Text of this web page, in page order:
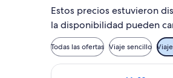
Estos precios estuvieron
la disponibilidad pueden
Todas las ofertas Viaje sencillo
Seleccionar